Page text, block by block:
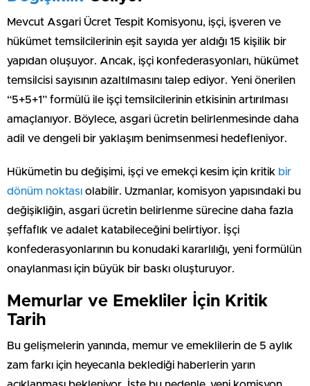
Mevcut Asgari Ücret Tespit Komisyonu, işçi, işveren ve
hükümet temsilcilerinin eşit sayıda yer aldığı 15 kişilik bir
yapıdan oluşuyor. Ancak, işçi konfederasyonları, hükümet
temsilcisi sayısının azaltılmasını talep ediyor. Yeni önerilen
“5+5+1” formülü ile işçi temsilcilerinin etkisinin artırılması
amaçlanıyor. Böylece, asgari ücretin belirlenmesinde daha
adil ve dengeli bir yaklaşım benimsenmesi hedefleniyor.
Hükümetin bu değişimi, işçi ve emekçi kesim için kritik bir
dönüm noktası olabilir. Uzmanlar, komisyon yapısındaki bu
değişikliğin, asgari ücretin belirlenme sürecine daha fazla
şeffaflık ve adalet katabileceğini belirtiyor. İşçi
konfederasyonlarının bu konudaki kararlılığı, yeni formülün
onaylanması için büyük bir baskı oluşturuyor.
Memurlar ve Emekliler İçin Kritik
Tarih
Bu gelişmelerin yanında, memur ve emeklilerin de 5 aylık
zam farkı için heyecanla beklediği haberlerin yarın